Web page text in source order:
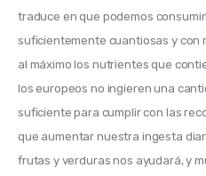
traduce en que podemos
suficientemente cuantiosas y con
al máximo los nutrientes que
los europeos no ingieren una
suficiente para cumplir con las
que aumentar nuestra ingesta
frutas y verduras nos ayudará, y